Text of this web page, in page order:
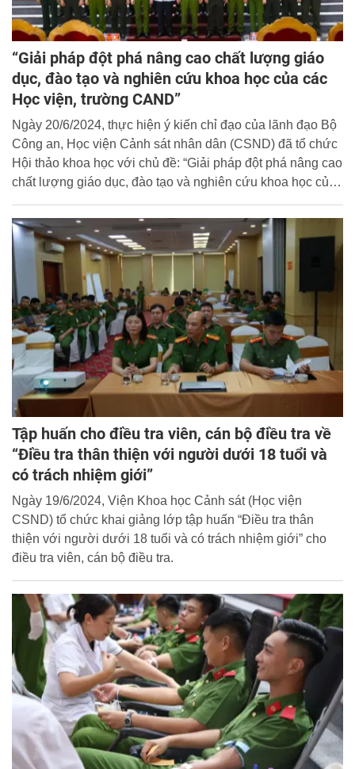
“Giải pháp đột phá nâng cao chất lượng giáo
dục, đào tạo và nghiên cứu khoa học của các
Học viện, trường CAND”
Ngày 20/6/2024, thực hiện ý kiến chỉ đạo của lãnh đạo Bộ
Công an, Học viện Cảnh sát nhân dân (CSND) đã tổ chức
Hội thảo khoa học với chủ đề: “Giải pháp đột phá nâng cao
chất lượng giáo dục, đào tạo và nghiên cứu khoa học của
Tập huấn cho điều tra viên, cán bộ điều tra về
“Điều tra thân thiện với người dưới 18 tuổi và
có trách nhiệm giới”
Ngày 19/6/2024, Viện Khoa học Cảnh sát (Học viện
CSND) tổ chức khai giảng lớp tập huấn “Điều tra thân
thiện với người dưới 18 tuổi và có trách nhiệm giới” cho
điều tra viên, cán bộ điều tra.